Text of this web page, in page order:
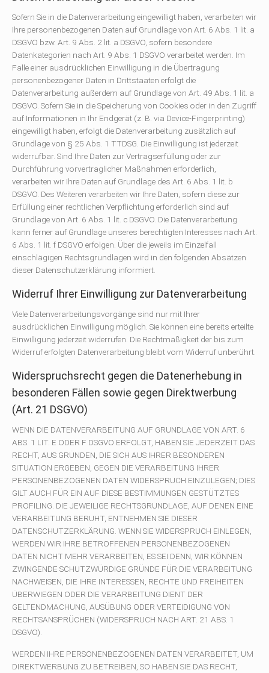
Sofern Sie in die Datenverarbeitung eingewilligt haben, verarbeiten wir
Ihre personenbezogenen Daten auf Grundlage von Art. 6 Abs. 1 lit. a
DSGVO bzw. Art. 9 Abs. 2 lit. a DSGVO, sofern besondere
Datenkategorien nach Art. 9 Abs. 1 DSGVO verarbeitet werden. Im
Falle einer ausdrücklichen Einwilligung in die Übertragung
personenbezogener Daten in Drittstaaten erfolgt die
Datenverarbeitung außerdem auf Grundlage von Art. 49 Abs. 1 lit. a
DSGVO. Sofern Sie in die Speicherung von Cookies oder in den Zugriff
auf Informationen in Ihr Endgerät (z. B. via Device-Fingerprinting)
eingewilligt haben, erfolgt die Datenverarbeitung zusätzlich auf
Grundlage von § 25 Abs. 1 TTDSG. Die Einwilligung ist jederzeit
widerrufbar. Sind Ihre Daten zur Vertragserfüllung oder zur
Durchführung vorvertraglicher Maßnahmen erforderlich,
verarbeiten wir Ihre Daten auf Grundlage des Art. 6 Abs. 1 lit. b
DSGVO. Des Weiteren verarbeiten wir Ihre Daten, sofern diese zur
Erfüllung einer rechtlichen Verpflichtung erforderlich sind auf
Grundlage von Art. 6 Abs. 1 lit. c DSGVO. Die Datenverarbeitung
kann ferner auf Grundlage unseres berechtigten Interesses nach Art.
6 Abs. 1 lit. f DSGVO erfolgen. Über die jeweils im Einzelfall
einschlägigen Rechtsgrundlagen wird in den folgenden Absätzen
dieser Datenschutzerklärung informiert.
Widerruf Ihrer Einwilligung zur Datenverarbeitung
Viele Datenverarbeitungsvorgänge sind nur mit Ihrer
ausdrücklichen Einwilligung möglich. Sie können eine bereits erteilte
Einwilligung jederzeit widerrufen. Die Rechtmäßigkeit der bis zum
Widerruf erfolgten Datenverarbeitung bleibt vom Widerruf unberührt.
Widerspruchsrecht gegen die Datenerhebung in
besonderen Fällen sowie gegen Direktwerbung
(Art. 21 DSGVO)
WENN DIE DATENVERARBEITUNG AUF GRUNDLAGE VON ART. 6
ABS. 1 LIT. E ODER F DSGVO ERFOLGT, HABEN SIE JEDERZEIT DAS
RECHT, AUS GRÜNDEN, DIE SICH AUS IHRER BESONDEREN
SITUATION ERGEBEN, GEGEN DIE VERARBEITUNG IHRER
PERSONENBEZOGENEN DATEN WIDERSPRUCH EINZULEGEN; DIES
GILT AUCH FÜR EIN AUF DIESE BESTIMMUNGEN GESTÜTZTES
PROFILING. DIE JEWEILIGE RECHTSGRUNDLAGE, AUF DENEN EINE
VERARBEITUNG BERUHT, ENTNEHMEN SIE DIESER
DATENSCHUTZERKLÄRUNG. WENN SIE WIDERSPRUCH EINLEGEN,
WERDEN WIR IHRE BETROFFENEN PERSONENBEZOGENEN
DATEN NICHT MEHR VERARBEITEN, ES SEI DENN, WIR KÖNNEN
ZWINGENDE SCHUTZWÜRDIGE GRÜNDE FÜR DIE VERARBEITUNG
NACHWEISEN, DIE IHRE INTERESSEN, RECHTE UND FREIHEITEN
ÜBERWIEGEN ODER DIE VERARBEITUNG DIENT DER
GELTENDMACHUNG, AUSÜBUNG ODER VERTEIDIGUNG VON
RECHTSANSPRÜCHEN (WIDERSPRUCH NACH ART. 21 ABS. 1
DSGVO).
WERDEN IHRE PERSONENBEZOGENEN DATEN VERARBEITET, UM
DIREKTWERBUNG ZU BETREIBEN, SO HABEN SIE DAS RECHT,